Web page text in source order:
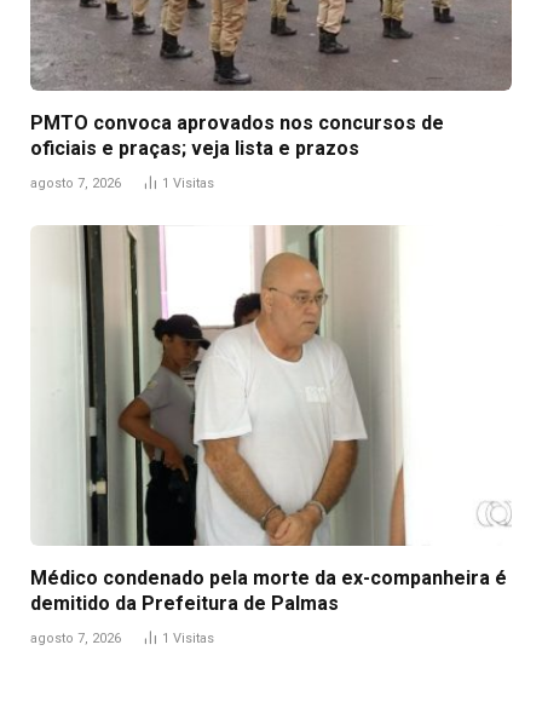
PMTO convoca aprovados nos concursos de
oficiais e praças; veja lista e prazos
agosto 7, 2026 1 Visitas
Médico condenado pela morte da ex-companheira é
demitido da Prefeitura de Palmas
agosto 7, 2026 1 Visitas